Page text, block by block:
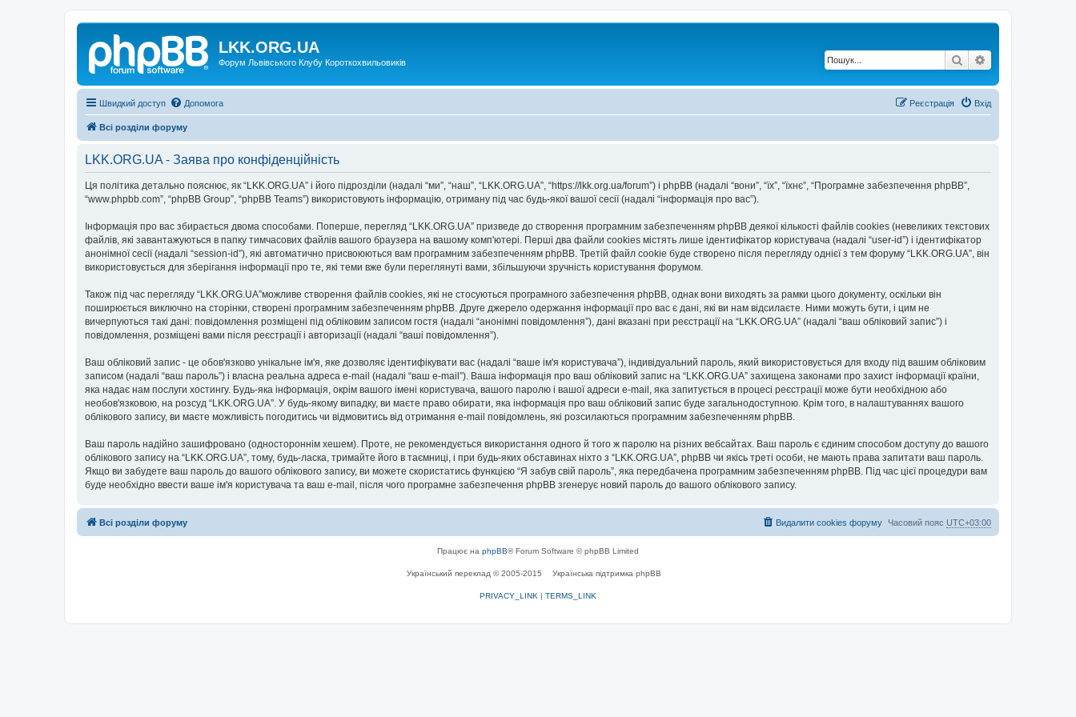
LKK.ORG.UA
Форум Львівського Клубу Короткохвильовиків Пошук
Швидкий доступ Допомога Вхід
Реєстрація
Всі розділи форуму
LKK.ORG.UA - Заява про конфіденційність
Ця політика детально пояснює, як “LKK.ORG.UA” і його підрозділи (надалі “ми”, “наш”, “LKK.ORG.UA”, “https://lkk.org.ua/forum”) і phpBB (надалі “вони”, “їх”, “їхнє”, “Програмне забезпечення phpBB”,
“www.phpbb.com”, “phpBB Group”, “phpBB Teams”) використовують інформацію, отриману під час будь-якої вашої сесії (надалі “інформація про вас”).
Інформація про вас збирається двома способами. Поперше, перегляд “LKK.ORG.UA” призведе до створення програмним забезпеченням phpBB деякої кількості файлів cookies (невеликих текстових
файлів, які завантажуються в папку тимчасових файлів вашого браузера на вашому комп'ютері. Перші два файли cookies містять лише ідентифікатор користувача (надалі “user-id”) і ідентифікатор
анонімної сесії (надалі “session-id”), які автоматично присвоюються вам програмним забезпеченням phpBB. Третій файл cookie буде створено після перегляду однієї з тем форуму “LKK.ORG.UA”, він
використовується для зберігання інформації про те, які теми вже були переглянуті вами, збільшуючи зручність користування форумом.
Також під час перегляду “LKK.ORG.UA”можливе створення файлів cookies, які не стосуються програмного забезпечення phpBB, однак вони виходять за рамки цього документу, оскільки він
поширюється виключно на сторінки, створені програмним забезпеченням phpBB. Друге джерело одержання інформації про вас є дані, які ви нам відсилаєте. Ними можуть бути, і цим не
вичерпуються такі дані: повідомлення розміщені під обліковим записом гостя (надалі “анонімні повідомлення”), дані вказані при реєстрації на “LKK.ORG.UA” (надалі “ваш обліковий запис”) і
повідомлення, розміщені вами після реєстрації і авторизації (надалі “ваші повідомлення”).
Ваш обліковий запис - це обов'язково унікальне ім'я, яке дозволяє ідентифікувати вас (надалі “ваше ім'я користувача”), індивідуальний пароль, який використовується для входу під вашим обліковим
записом (надалі “ваш пароль”) і власна реальна адреса e-mail (надалі “ваш e-mail”). Ваша інформація про ваш обліковий запис на “LKK.ORG.UA” захищена законами про захист інформації країни,
яка надає нам послуги хостингу. Будь-яка інформація, окрім вашого імені користувача, вашого паролю і вашої адреси e-mail, яка запитується в процесі реєстрації може бути необхідною або
необов'язковою, на розсуд “LKK.ORG.UA”. У будь-якому випадку, ви маєте право обирати, яка інформація про ваш обліковий запис буде загальнодоступною. Крім того, в налаштуваннях вашого
облікового запису, ви маєте можливість погодитись чи відмовитись від отримання e-mail повідомлень, які розсилаються програмним забезпеченням phpBB.
Ваш пароль надійно зашифровано (одностороннім хешем). Проте, не рекомендується використання одного й того ж паролю на різних вебсайтах. Ваш пароль є єдиним способом доступу до вашого
облікового запису на “LKK.ORG.UA”, тому, будь-ласка, тримайте його в таємниці, і при будь-яких обставинах ніхто з “LKK.ORG.UA”, phpBB чи якісь треті особи, не мають права запитати ваш пароль.
Якщо ви забудете ваш пароль до вашого облікового запису, ви можете скористатись функцією “Я забув свій пароль”, яка передбачена програмним забезпеченням phpBB. Під час цієї процедури вам
буде необхідно ввести ваше ім'я користувача та ваш e-mail, після чого програмне забезпечення phpBB згенерує новий пароль до вашого облікового запису.
Всі розділи форуму Часовий пояс UTC+03:00
Видалити cookies форуму
Працює на phpBB® Forum Software © phpBB Limited
Український переклад © 2005-2015 Українська підтримка phpBB
PRIVACY_LINK | TERMS_LINK